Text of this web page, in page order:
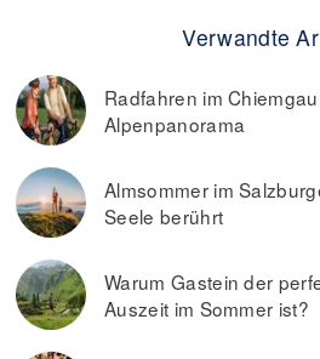
Verwandte
Radfahren im
Alpenpanorama
Almsommer im
Seele berührt
Warum Gastein der
Auszeit im Sommer ist?